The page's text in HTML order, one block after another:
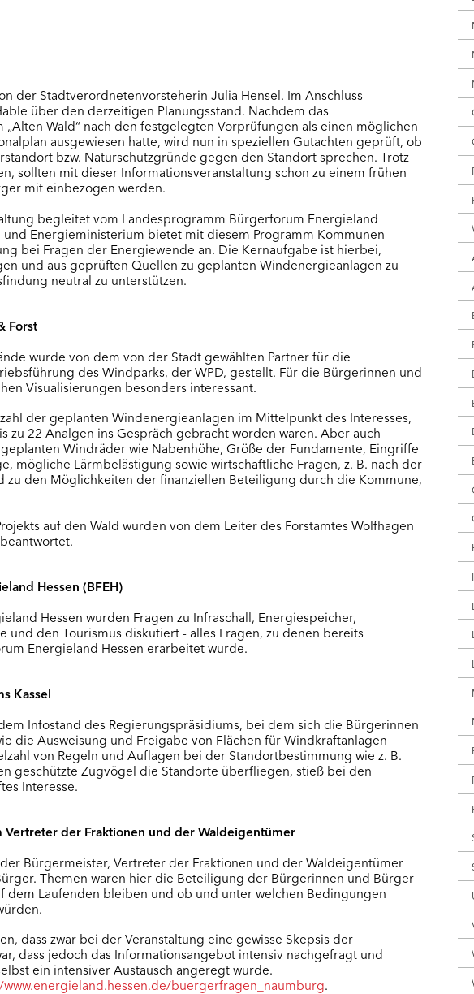
Eltville
Groß-
Kreis
Mühltal
Steinau
Weilrod
WEITERE
der Stadtverordnetenvorsteherin Julia Hensel. Im Anschluss
über den derzeitigen Planungsstand. Nachdem das
Wald“ nach den festgelegten Vorprüfungen als einen möglichen
ausgewiesen hatte, wird nun in speziellen Gutachten geprüft, ob
bzw. Naturschutzgründe gegen den Standort sprechen. Trotz
sollten mit dieser Informationsveranstaltung schon zu einem frühen
mit einbezogen werden.
begleitet vom Landesprogramm Bürgerforum Energieland
und Energieministerium bietet mit diesem Programm Kommunen
bei Fragen der Energiewende an. Die Kernaufgabe ist hierbei,
und aus geprüften Quellen zu geplanten Windenergieanlagen zu
neutral zu unterstützen.
Forst
wurde von dem von der Stadt gewählten Partner für die
des Windparks, der WPD, gestellt. Für die Bürgerinnen und
Visualisierungen besonders interessant.
der geplanten Windenergieanlagen im Mittelpunkt des Interesses,
zu 22 Analgen ins Gespräch gebracht worden waren. Aber auch
Windräder wie Nabenhöhe, Größe der Fundamente, Eingriffe
mögliche Lärmbelästigung sowie wirtschaftliche Fragen, z. B. nach der
zu den Möglichkeiten der finanziellen Beteiligung durch die Kommune,
auf den Wald wurden von dem Leiter des Forstamtes Wolfhagen
Hessen (BFEH)
Hessen wurden Fragen zu Infraschall, Energiespeicher,
den Tourismus diskutiert - alles Fragen, zu denen bereits
Energieland Hessen erarbeitet wurde.
Kassel
Infostand des Regierungspräsidiums, bei dem sich die Bürgerinnen
die Ausweisung und Freigabe von Flächen für Windkraftanlagen
von Regeln und Auflagen bei der Standortbestimmung wie z. B.
geschützte Zugvögel die Standorte überfliegen, stieß bei den
Interesse.
der Fraktionen und der Waldeigentümer
Bürgermeister, Vertreter der Fraktionen und der Waldeigentümer
Themen waren hier die Beteiligung der Bürgerinnen und Bürger
dem Laufenden bleiben und ob und unter welchen Bedingungen
dass zwar bei der Veranstaltung eine gewisse Skepsis der
dass jedoch das Informationsangebot intensiv nachgefragt und
ein intensiver Austausch angeregt wurde.
buergerfragen_naumburg.